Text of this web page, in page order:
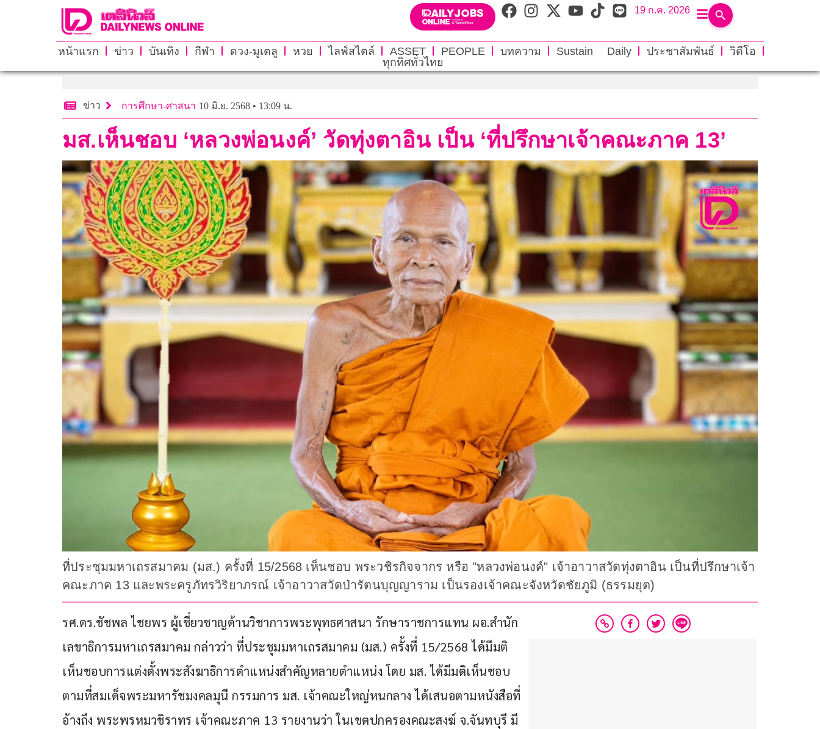
19 ก.ค. 2026
หน้าแรก ข่าว บันเทิง กีฬา ดวง-มูเตลู หวย ไลฟ์สไตล์ ASSET PEOPLE บทความ Sustain Daily ประชาสัมพันธ์
วิดีโอ
ทุกทิศทั่วไทย
ข่าว การศึกษา-ศาสนา 10 มิ.ย. 2568 • 13:09 น.
มส.เห็นชอบ ‘หลวงพ่อนงค์’ วัดทุ่งตาอิน เป็น ‘ที่ปรึกษาเจ้าคณะภาค 13’
ที่ประชุมมหาเถรสมาคม (มส.) ครั้งที่ 15/2568 เห็นชอบ พระวชิรกิจจากร หรือ "หลวงพ่อนงค์" เจ้าอาวาสวัดทุ่งตาอิน เป็นที่ปรึกษาเจ้า
คณะภาค 13 และพระครูภัทรวิริยาภรณ์ เจ้าอาวาสวัดป่ารัตนบุญญาราม เป็นรองเจ้าคณะจังหวัดชัยภูมิ (ธรรมยุต)
รศ.ดร.ชัชพล ไชยพร ผู้เชี่ยวชาญด้านวิชาการพระพุทธศาสนา รักษาราชการแทน ผอ.สำนัก
เลขาธิการมหาเถรสมาคม กล่าวว่า ที่ประชุมมหาเถรสมาคม (มส.) ครั้งที่ 15/2568 ได้มีมติ
เห็นชอบการแต่งตั้งพระสังฆาธิการตำแหน่งสำคัญหลายตำแหน่ง โดย มส. ได้มีมติเห็นชอบ
ตามที่สมเด็จพระมหารัชมงคลมุนี กรรมการ มส. เจ้าคณะใหญ่หนกลาง ได้เสนอตามหนังสือที่
อ้างถึง พระพรหมวชิราทร เจ้าคณะภาค 13 รายงานว่า ในเขตปกครองคณะสงฆ์ จ.จันทบุรี มี